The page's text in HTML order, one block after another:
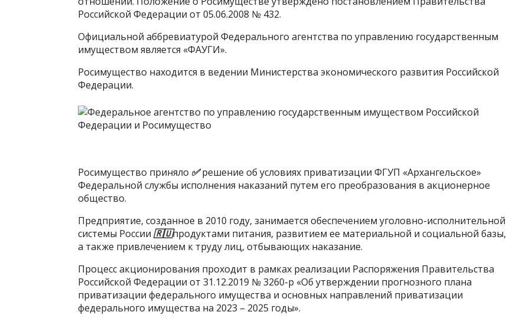
Российской Федерации от 05.06.2008 № 432.
Официальной аббревиатурой Федерального агентства по управлению государственным
имуществом является «ФАУГИ».
Росимущество находится в ведении Министерства экономического развития Российской
Федерации.
Росимущество приняло ✅решение об условиях приватизации ФГУП «Архангельское»
Федеральной службы исполнения наказаний путем его преобразования в акционерное
общество.
Предприятие, созданное в 2010 году, занимается обеспечением уголовно-исполнительной
системы России 🇷🇺продуктами питания, развитием ее материальной и социальной базы,
а также привлечением к труду лиц, отбывающих наказание.
Процесс акционирования проходит в рамках реализации Распоряжения Правительства
Российской Федерации от 31.12.2019 № 3260-р «Об утверждении прогнозного плана
приватизации федерального имущества и основных направлений приватизации
федерального имущества на 2023 – 2025 годы».